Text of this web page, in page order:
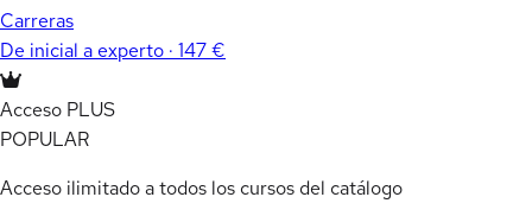
Carreras
De inicial a experto · 147 €
Acceso PLUS
POPULAR
Acceso ilimitado a todos los cursos del catálogo